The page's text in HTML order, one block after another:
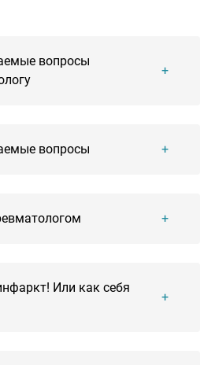
вопросы
вопросы
Или как себя